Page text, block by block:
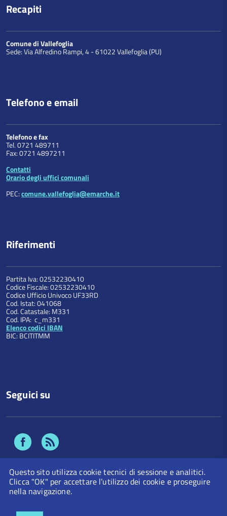
Questo sito utilizza cookie tecnici di sessione e analitici.
Clicca "OK" per accettare l’utilizzo dei cookie e proseguire
nella navigazione.
Recapiti
Comune di Vallefoglia
Sede: Via Alfredino Rampi, 4 - 61022 Vallefoglia (PU)
Telefono e email
Telefono e fax
Tel. 0721 489711
Fax: 0721 4897211
Contatti
Orario degli uffici comunali
PEC:comune.vallefoglia@emarche.it
Riferimenti
Partita Iva: 02532230410
Codice Fiscale: 02532230410
Codice Ufficio Univoco UF33RD
Cod. Istat: 041068
Cod. Catastale: M331
Cod. IPA: c_m331
Elenco codici IBAN
BIC: BCITITMM
Seguici su
Facebook
Numeri Utili